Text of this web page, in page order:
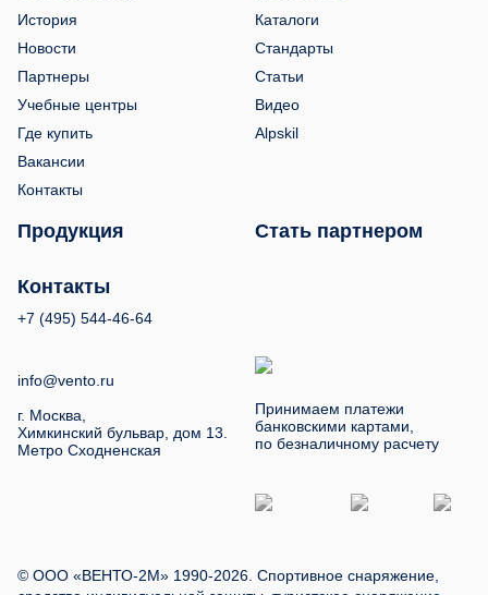
История
Новости
Партнеры
Учебные центры
Где купить
Вакансии
Контакты
Каталоги
Стандарты
Статьи
Видео
Alpskil
Продукция Стать партнером
Контакты
+7 (495) 544-46-64
info@vento.ru
г. Москва,
Химкинский бульвар, дом 13.
Метро Сходненская
Принимаем платежи
банковскими картами,
по безналичному расчету
© ООО «ВЕНТО-2М» 1990-2026. Спортивное снаряжение,